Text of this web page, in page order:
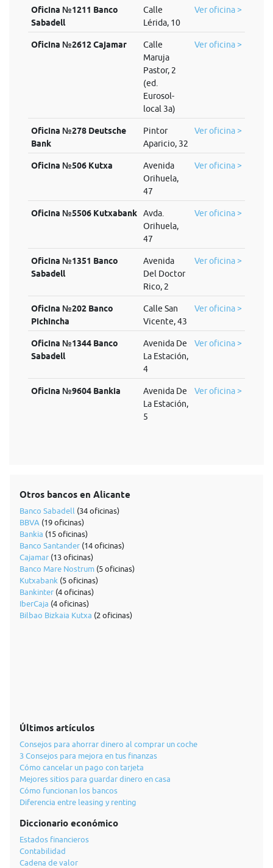
Oficina №1211 Banco
Sabadell
Calle
Lérida, 10
Ver oficina >
Oficina №2612 Cajamar
Calle
Maruja
Pastor, 2
(ed.
Eurosol-
local 3a)
Ver oficina >
Oficina №278 Deutsche
Bank
Pintor
Aparicio, 32
Ver oficina >
Oficina №506 Kutxa
Avenida
Orihuela,
47
Ver oficina >
Oficina №5506 Kutxabank
Avda.
Orihuela,
47
Ver oficina >
Oficina №1351 Banco
Sabadell
Avenida
Del Doctor
Rico, 2
Ver oficina >
Oficina №202 Banco
Pichincha
Calle San
Vicente, 43
Ver oficina >
Oficina №1344 Banco
Sabadell
Avenida De
La Estación,
4
Ver oficina >
Oficina №9604 Bankia
Avenida De
La Estación,
5
Ver oficina >
Otros bancos en Alicante
Banco Sabadell (34 oficinas)
BBVA (19 oficinas)
Bankia (15 oficinas)
Banco Santander (14 oficinas)
Cajamar (13 oficinas)
Banco Mare Nostrum (5 oficinas)
Kutxabank (5 oficinas)
Bankinter (4 oficinas)
IberCaja (4 oficinas)
Bilbao Bizkaia Kutxa (2 oficinas)
Últimos artículos
Consejos para ahorrar dinero al comprar un coche
3 Consejos para mejora en tus finanzas
Cómo cancelar un pago con tarjeta
Mejores sitios para guardar dinero en casa
Cómo funcionan los bancos
Diferencia entre leasing y renting
Diccionario económico
Estados financieros
Contabilidad
Cadena de valor